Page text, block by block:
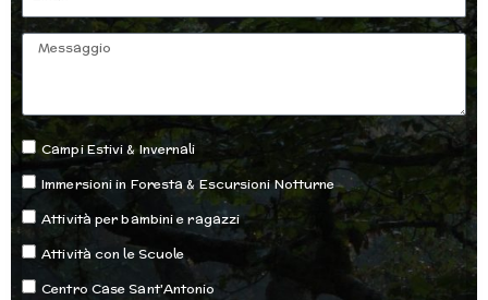
Messaggio
Opzioni
Campi Estivi & Invernali
Immersioni in Foresta & Escursioni Notturne
Attività per bambini e ragazzi
Attività con le Scuole
Centro Case Sant'Antonio